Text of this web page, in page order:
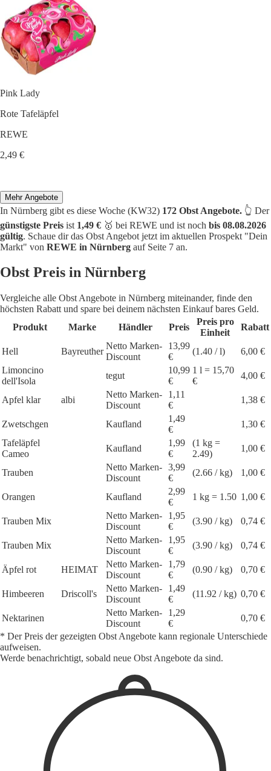
Pink Lady
Rote Tafeläpfel
REWE
2,49 €
Mehr Angebote
In Nürnberg gibt es diese Woche (KW32) 172 Obst Angebote. 👆 Der
günstigste Preis ist 1,49 € 🥇 bei REWE und ist noch bis 08.08.2026
gültig. Schaue dir das Obst Angebot jetzt im aktuellen Prospekt "Dein
Markt" von REWE in Nürnberg auf Seite 7 an.
Obst Preis in Nürnberg
Vergleiche alle Obst Angebote in Nürnberg miteinander, finde den
höchsten Rabatt und spare bei deinem nächsten Einkauf bares Geld.
Produkt
Marke Händler Preis
Preis pro
Einheit
Rabatt
Hell Bayreuther
Netto Marken-
Discount
13,99
€
(1.40 / l)
6,00 €
Limoncino
dell'Isola
tegut
10,99
€
1 l = 15,70
€
4,00 €
Apfel klar albi
Netto Marken-
Discount
1,11
€
1,38 €
Zwetschgen Kaufland
1,49
€
1,30 €
Tafeläpfel
Cameo
Kaufland
1,99
€
(1 kg =
2.49)
1,00 €
Trauben
Netto Marken-
Discount
3,99
€
(2.66 / kg) 1,00 €
Orangen Kaufland
2,99
€
1 kg = 1.50 1,00 €
Trauben Mix
Netto Marken-
Discount
1,95
€
(3.90 / kg) 0,74 €
Trauben Mix
Netto Marken-
Discount
1,95
€
(3.90 / kg) 0,74 €
Äpfel rot HEIMAT
Netto Marken-
Discount
1,79
€
(0.90 / kg) 0,70 €
Himbeeren Driscoll's
Netto Marken-
Discount
1,49
€
(11.92 / kg) 0,70 €
Nektarinen
Netto Marken-
Discount
1,29
€
0,70 €
* Der Preis der gezeigten Obst Angebote kann regionale Unterschiede
aufweisen.
Werde benachrichtigt, sobald neue Obst Angebote da sind.